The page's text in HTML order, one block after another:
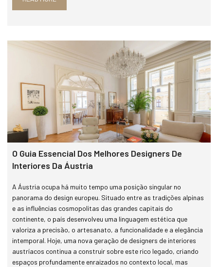
O Guia Essencial Dos Melhores Designers De
Interiores Da Áustria
A Áustria ocupa há muito tempo uma posição singular no
panorama do design europeu. Situado entre as tradições alpinas
e as influências cosmopolitas das grandes capitais do
continente, o país desenvolveu uma linguagem estética que
valoriza a precisão, o artesanato, a funcionalidade e a elegância
intemporal. Hoje, uma nova geração de designers de interiores
austríacos continua a construir sobre este rico legado, criando
espaços profundamente enraizados no contexto local, mas